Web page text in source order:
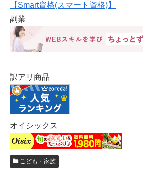
【Smart資格(スマート資格)】
副業
訳アリ商品
オイシックス
こども・家族